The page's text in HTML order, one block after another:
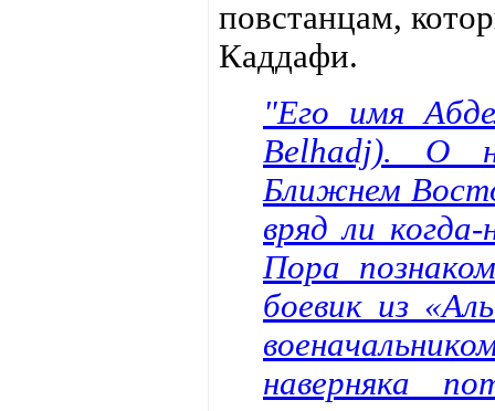
повстанцам,
Каддафи.
"Его имя
Belhadj). О
Ближнем
вряд ли
Пора
боевик из
наверняка